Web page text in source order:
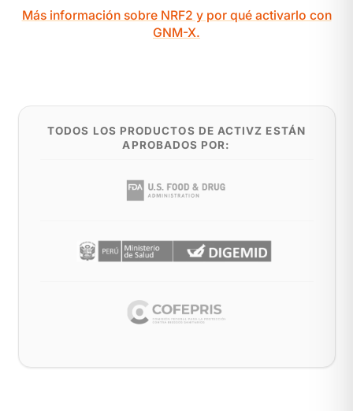
Más información sobre NRF2 y por qué activarlo con
GNM-X.
TODOS LOS PRODUCTOS DE ACTIVZ ESTÁN
APROBADOS POR: